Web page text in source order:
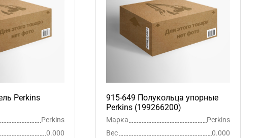
Perkins
Perkins
0.000
915-649 Полукольца упорные
Perkins (199266200)
Марка
Perkins
Вес
0.000